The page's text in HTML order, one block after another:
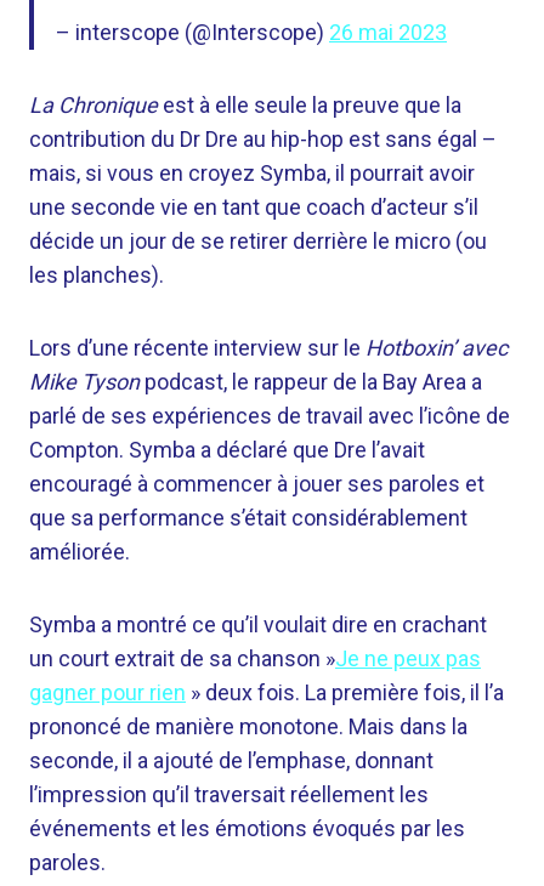
– interscope (@Interscope) 26 mai 2023
La Chroniqueest à elle seule la preuve que la
contribution du Dr Dre au hip-hop est sans égal –
mais, si vous en croyez Symba, il pourrait avoir
une seconde vie en tant que coach d’acteur s’il
décide un jour de se retirer derrière le micro (ou
les planches).
Lors d’une récente interview sur le Hotboxin’ avec
Mike Tysonpodcast, le rappeur de la Bay Area a
parlé de ses expériences de travail avec l’icône de
Compton. Symba a déclaré que Dre l’avait
encouragé à commencer à jouer ses paroles et
que sa performance s’était considérablement
améliorée.
Symba a montré ce qu’il voulait dire en crachant
un court extrait de sa chanson »Je ne peux pas
gagner pour rien » deux fois. La première fois, il l’a
prononcé de manière monotone. Mais dans la
seconde, il a ajouté de l’emphase, donnant
l’impression qu’il traversait réellement les
événements et les émotions évoqués par les
paroles.